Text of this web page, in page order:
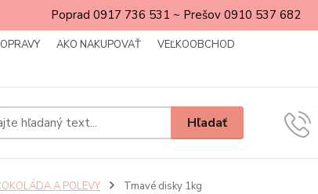
Poprad 0917 736 531 ~ Prešov 0910 537 682
AKO NAKUPOVAŤ VEĽKOOBCHOD
Hľadať
A POLEVY Tmavé disky 1kg